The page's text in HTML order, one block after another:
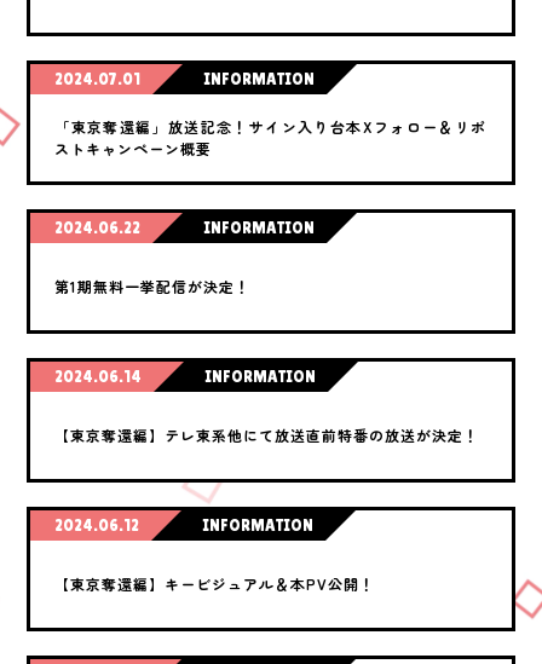
2024.07.01 INFORMATION
「東京奪還編」放送記念！サイン入り台本Xフォロー＆リポ
ストキャンペーン概要
2024.06.22 INFORMATION
第1期無料一挙配信が決定！
2024.06.14 INFORMATION
【東京奪還編】テレ東系他にて放送直前特番の放送が決定！
2024.06.12 INFORMATION
【東京奪還編】キービジュアル＆本PV公開！